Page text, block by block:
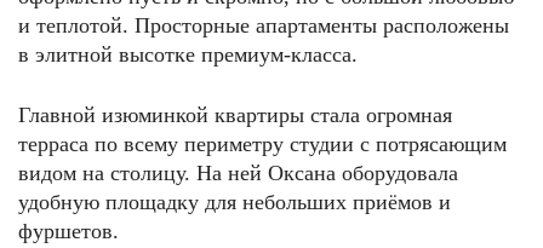
и теплотой. Просторные апартаменты расположены
в элитной высотке премиум-класса.
Главной изюминкой квартиры стала огромная
терраса по всему периметру студии с потрясающим
видом на столицу. На ней Оксана оборудовала
удобную площадку для небольших приёмов и
фуршетов.